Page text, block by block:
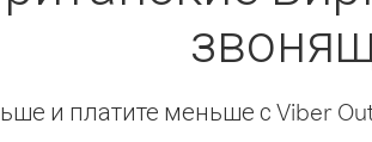
и платите меньше с Viber